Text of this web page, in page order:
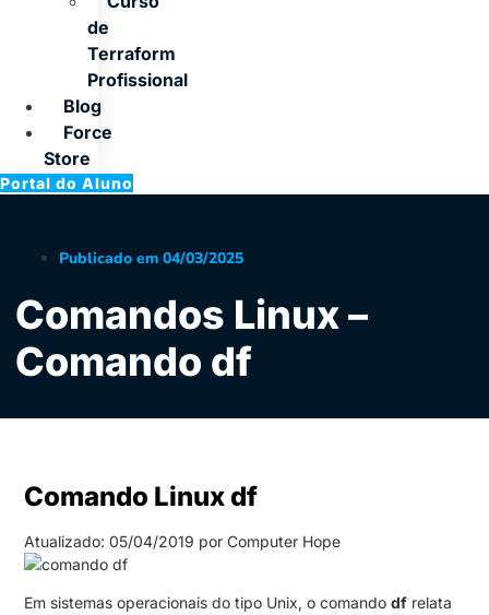
de
Terraform
Profissional
Blog
Force
Store
Portal do Aluno
Publicado em 04/03/2025
Comandos Linux –
Comando df
Comando Linux df
Atualizado: 05/04/2019 por Computer Hope
Em sistemas operacionais do tipo Unix, o comandodf relata